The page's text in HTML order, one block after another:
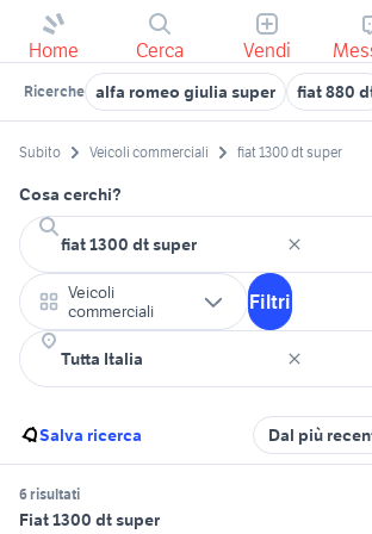
Home Cerca Vendi
Ricerche alfa romeo giulia super fiat 880
Subito Veicoli commerciali fiat 1300 dt super
Cosa cerchi?
Veicoli
commerciali
Filtri
Salva ricerca Dal più
6 risultati
Fiat 1300 dt super